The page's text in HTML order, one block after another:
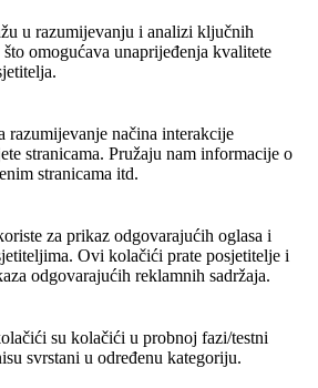
u razumijevanju i analizi ključnih
omogućava unaprijeđenja kvalitete
razumijevanje načina interakcije
stranicama. Pružaju nam informacije o
stranicama itd.
za prikaz odgovarajućih oglasa i
Ovi kolačići prate posjetitelje i
odgovarajućih reklamnih sadržaja.
su kolačići u probnoj fazi/testni
svrstani u određenu kategoriju.